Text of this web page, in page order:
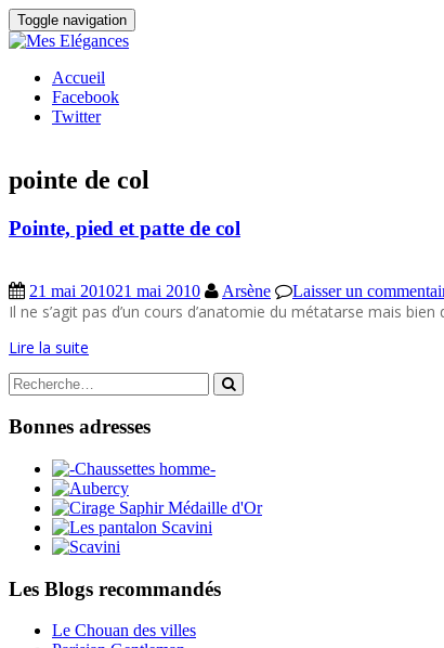
Toggle navigation
Accueil
Facebook
Twitter
pointe de col
Pointe, pied et patte de col
21 mai 201021 mai 2010 Arsène Laisser un
Il ne s’agit pas d’un cours d’anatomie du métatarse mais
Lire la suite
Bonnes adresses
Les Blogs recommandés
Le Chouan des villes